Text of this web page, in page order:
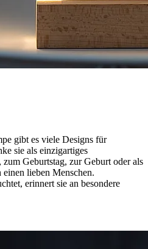
gibt es viele Designs für
sie als einzigartiges
Geburtstag, zur Geburt oder als
lieben Menschen.
erinnert sie an besondere